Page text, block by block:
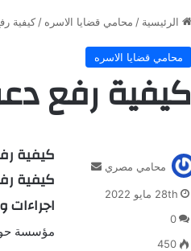
الرئيسية / محامي قضايا الاسره / كيفية
محامي قضايا الاسره
كيفية رفع
كيفية
كيفية
مؤسسة حورس
محامي مصري
28th مايو 2022
0
450